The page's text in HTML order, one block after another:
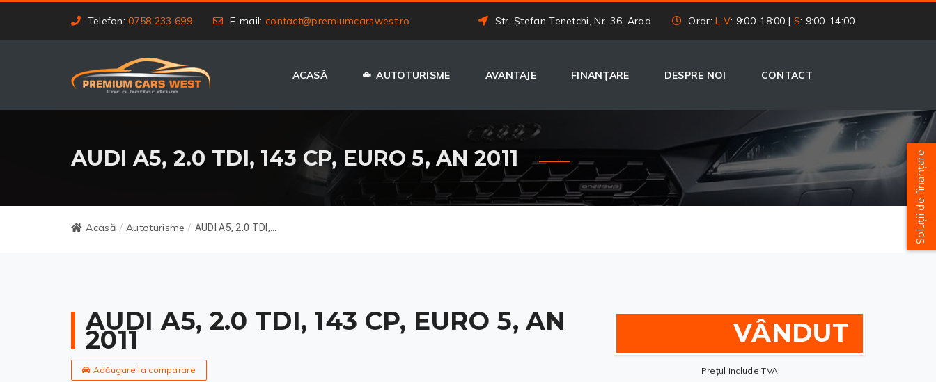
Telefon:0758 233 699 E-mail: contact@premiumcarswest.ro Str. Ștefan Tenetchi, Nr. 36, Arad Orar:L-V: 9:00-18:00 | S: 9:00-14:00
ACASĂ AUTOTURISME AVANTAJE FINANȚARE DESPRE NOI CONTACT
AUDI A5, 2.0 TDI, 143 CP, EURO 5, AN 2011
Acasă / Autoturisme / AUDI A5, 2.0 TDI,...
AUDI A5, 2.0 TDI, 143 CP, EURO 5, AN
2011
Adăugare la comparare
VÂNDUT
Prețul include TVA
Soluții de finanțare